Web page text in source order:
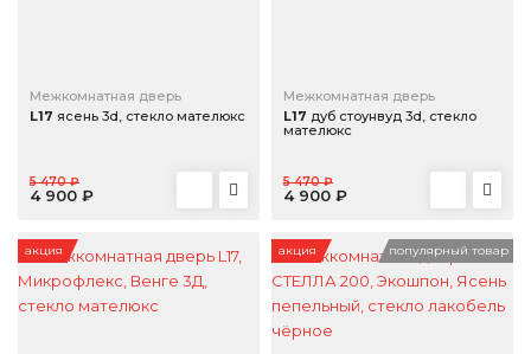
Межкомнатная дверь
L17 ясень 3d, стекло мателюкс
4 900 ₽
5 470 ₽
Межкомнатная дверь
L17 дуб стоунвуд 3d, стекло
мателюкс
4 900 ₽
5 470 ₽
акция акция популярный товар